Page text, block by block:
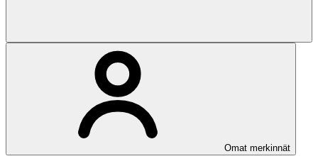
Omat merkinnät